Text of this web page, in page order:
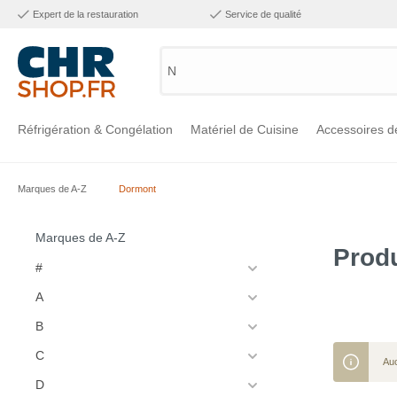
Expert de la restauration Service de qualité
Numé
Réfrigération & Congélation Matériel de Cuisine Accessoires
Marques de A-Z Dormont
Marques de A-Z
#
A
B
C
D